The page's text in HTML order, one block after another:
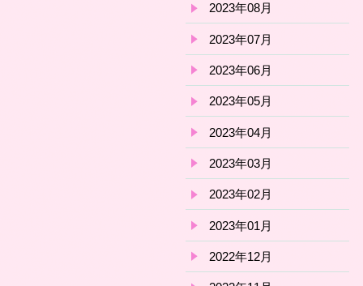
2023年08月
2023年07月
2023年06月
2023年05月
2023年04月
2023年03月
2023年02月
2023年01月
2022年12月